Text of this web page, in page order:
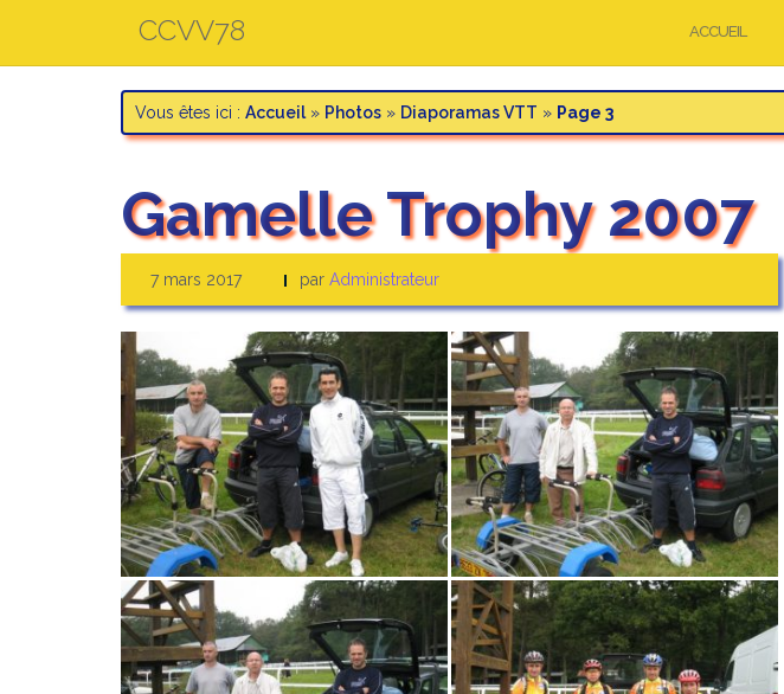
contenu
CCVV78 ACCUEIL
Vous êtes ici : Accueil» Photos » Diaporamas VTT » Page 3
Gamelle Trophy 2007
7 mars 2017 par Administrateur